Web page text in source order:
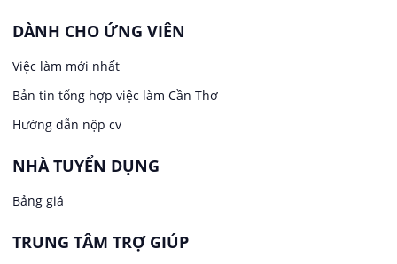
Kế toán
Lái xe
Lao Động Phổ Thông
Lễ tân
May mặc
Việc làm tại Long Tuyền
Việc làm tại Hưng Phú
Việc làm tại Phước Thới
Việc làm tại Thới Long
Việc làm tại Trung Nhất
DÀNH CHO ỨNG VIÊN
Việc làm mới nhất
Bản tin tổng hợp việc làm Cần Thơ
Hướng dẫn nộp cv
NHÀ TUYỂN DỤNG
Bảng giá
TRUNG TÂM TRỢ GIÚP